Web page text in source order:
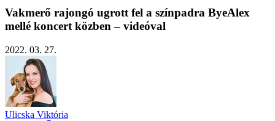
Vakmerő rajongó ugrott fel a színpadra ByeAlex
mellé koncert közben – videóval
2022. 03. 27.
Ulicska Viktória